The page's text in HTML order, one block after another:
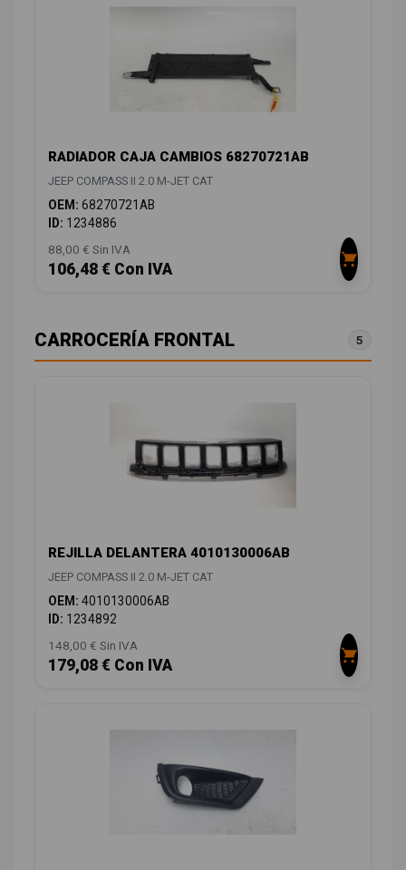
RADIADOR CAJA CAMBIOS 68270721AB
JEEP COMPASS II 2.0 M-JET CAT
OEM: 68270721AB
ID: 1234886
88,00 € Sin IVA
106,48 € Con IVA
CARROCERÍA FRONTAL 5
REJILLA DELANTERA 4010130006AB
JEEP COMPASS II 2.0 M-JET CAT
OEM: 4010130006AB
ID: 1234892
148,00 € Sin IVA
179,08 € Con IVA